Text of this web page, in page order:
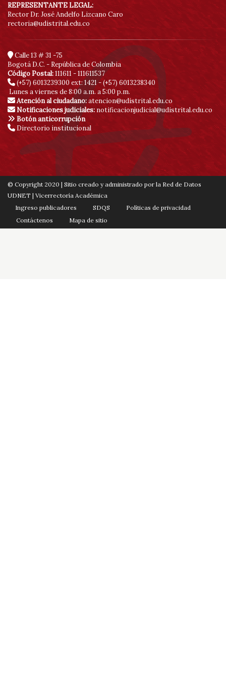
REPRESENTANTE LEGAL:
Rector Dr. José Andelfo Lizcano Caro
rectoria@udistrital.edu.co
Calle 13 # 31 -75
Bogotá D.C. - República de Colombia
Código Postal:111611 - 111611537
(+57) 6013239300 ext: 1421 - (+57) 6013238340
Lunes a viernes de 8:00 a.m. a 5:00 p.m.
Atención al ciudadano:atencion@udistrital.edu.co
Notificaciones judiciales: notificacionjudicial@udistrital.edu.co
Botón anticorrupción
Directorio institucional
© Copyright 2020 | Sitio creado y administrado por la Red de Datos
UDNET | Vicerrectoría Académica
Ingreso publicadores
SDQS
Políticas de privacidad
Contáctenos
Mapa de sitio